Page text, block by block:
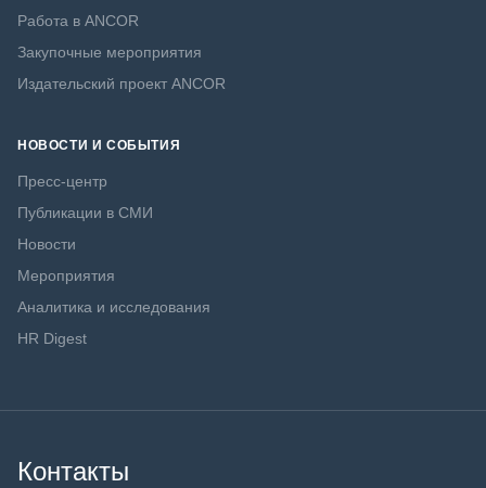
Работа в ANCOR
Закупочные мероприятия
Издательский проект ANCOR
НОВОСТИ И СОБЫТИЯ
Пресс-центр
Публикации в СМИ
Новости
Мероприятия
Аналитика и исследования
HR Digest
Контакты